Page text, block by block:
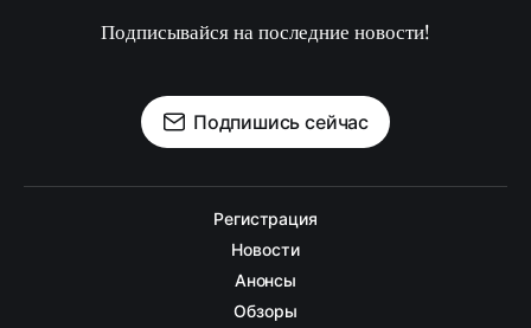
Подписывайся на последние новости!
Подпишись сейчас
Регистрация
Новости
Анонсы
Обзоры